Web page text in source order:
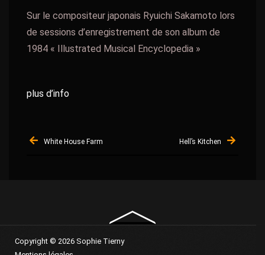
Sur le compositeur japonais Ryuichi Sakamoto lors
de sessions d’enregistrement de son album de
1984 « Illustrated Musical Encyclopedia »
plus d’info
deWhite House Farm Hell’s Kitchen
Copyright © 2026 Sophie Tierny